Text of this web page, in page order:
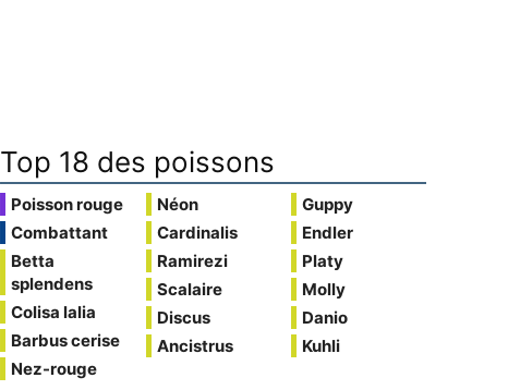
Top 18 des poissons
Poisson rouge
Combattant
Betta
splendens
Colisa lalia
Barbus cerise
Nez-rouge
Néon
Cardinalis
Ramirezi
Scalaire
Discus
Ancistrus
Guppy
Endler
Platy
Molly
Danio
Kuhli